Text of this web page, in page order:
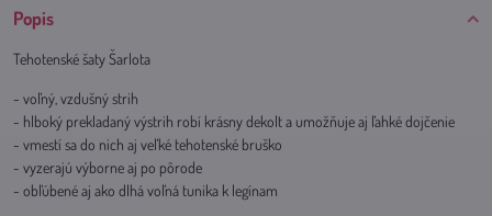
Popis
Tehotenské šaty Šarlota
- voľný, vzdušný strih
- hlboký prekladaný výstrih robí krásny dekolt a umožňuje aj ľahké dojčenie
- vmestí sa do nich aj veľké tehotenské bruško
- vyzerajú výborne aj po pôrode
- obľúbené aj ako dlhá voľná tunika k legínam